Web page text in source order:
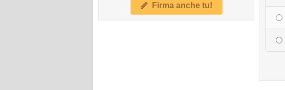
Firma anche tu!